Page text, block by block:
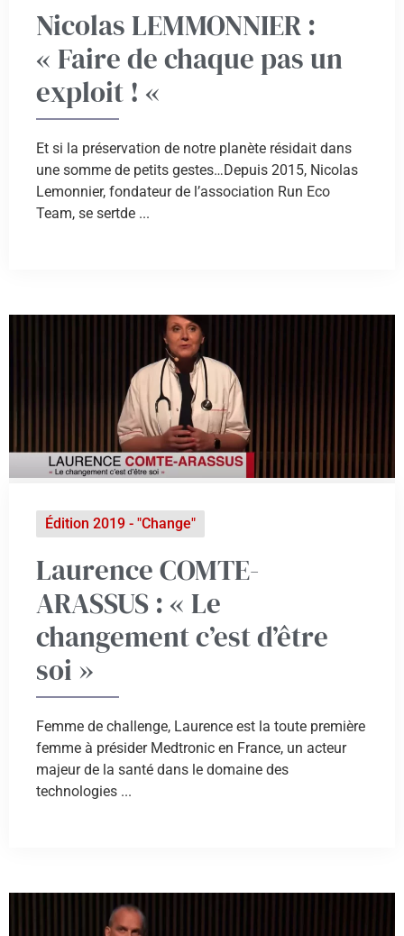
Nicolas LEMMONNIER :
« Faire de chaque pas un
exploit ! «
Et si la préservation de notre planète résidait dans
une somme de petits gestes…Depuis 2015, Nicolas
Lemonnier, fondateur de l’association Run Eco
Team, se sertde ...
Édition 2019 - "Change"
Laurence COMTE-
ARASSUS : « Le
changement c’est d’être
soi »
Femme de challenge, Laurence est la toute première
femme à présider Medtronic en France, un acteur
majeur de la santé dans le domaine des
technologies ...